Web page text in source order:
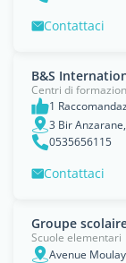
Contattaci
B&S
Centri di
1
3 Bir
0535656115
Contattaci
Groupe
Scuole elementari
Avenue